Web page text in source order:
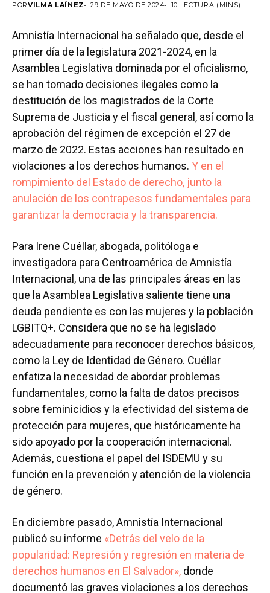
PORVILMA LAÍNEZ 29 DE MAYO DE 2024 10 LECTURA (MINS)
Amnistía Internacional ha señalado que, desde el
primer día de la legislatura 2021-2024, en la
Asamblea Legislativa dominada por el oficialismo,
se han tomado decisiones ilegales como la
destitución de los magistrados de la Corte
Suprema de Justicia y el fiscal general, así como la
aprobación del régimen de excepción el 27 de
marzo de 2022. Estas acciones han resultado en
violaciones a los derechos humanos. Y en el
rompimiento del Estado de derecho, junto la
anulación de los contrapesos fundamentales para
garantizar la democracia y la transparencia.
Para Irene Cuéllar, abogada, politóloga e
investigadora para Centroamérica de Amnistía
Internacional, una de las principales áreas en las
que la Asamblea Legislativa saliente tiene una
deuda pendiente es con las mujeres y la población
LGBITQ+. Considera que no se ha legislado
adecuadamente para reconocer derechos básicos,
como la Ley de Identidad de Género. Cuéllar
enfatiza la necesidad de abordar problemas
fundamentales, como la falta de datos precisos
sobre feminicidios y la efectividad del sistema de
protección para mujeres, que históricamente ha
sido apoyado por la cooperación internacional.
Además, cuestiona el papel del ISDEMU y su
función en la prevención y atención de la violencia
de género.
En diciembre pasado, Amnistía Internacional
publicó su informe «Detrás del velo de la
popularidad: Represión y regresión en materia de
derechos humanos en El Salvador», donde
documentó las graves violaciones a los derechos